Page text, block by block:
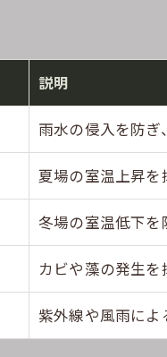
説明
雨水の侵入を防ぎ
夏場の室温上昇を
冬場の室温低下を
カビや藻の発生を
紫外線や風雨によ